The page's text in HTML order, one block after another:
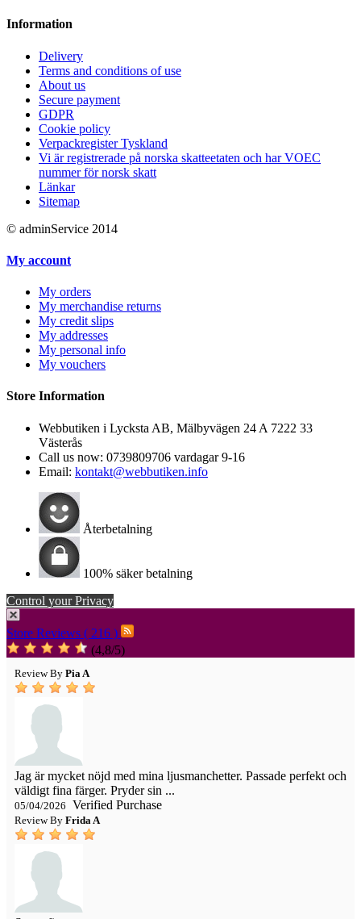
Information
Delivery
Terms and conditions of use
About us
Secure payment
GDPR
Cookie policy
Verpackregister Tyskland
Vi är registrerade på norska skatteetaten och har VOEC
nummer för norsk skatt
Länkar
Sitemap
© adminService 2014
My account
My orders
My merchandise returns
My credit slips
My addresses
My personal info
My vouchers
Store Information
Webbutiken i Lycksta AB, Mälbyvägen 24 A 7222 33
Västerås
Call us now: 0739809706 vardagar 9-16
Email: kontakt@webbutiken.info
Återbetalning
100% säker betalning
Control your Privacy
Store Reviews ( 216 )
(4,8/5)
Review By Pia A
Jag är mycket nöjd med mina ljusmanchetter. Passade perfekt och
väldigt fina färger. Pryder sin ...
05/04/2026 Verified Purchase
Review By Frida A